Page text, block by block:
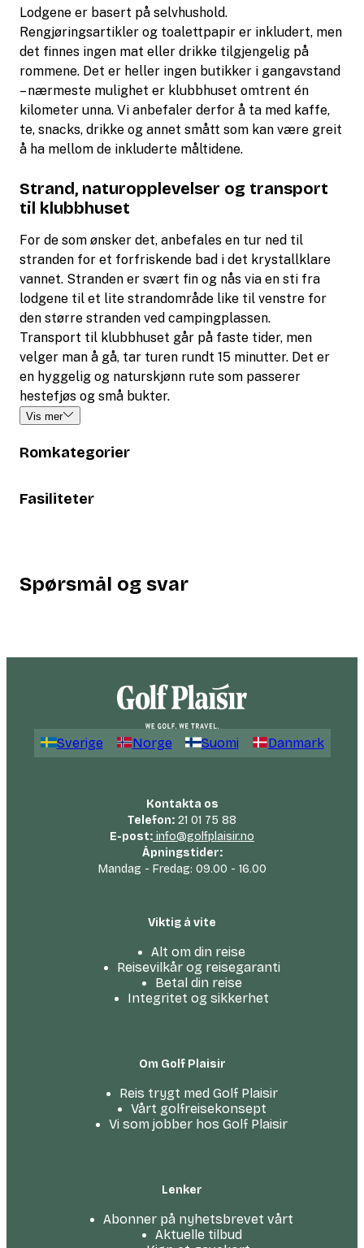
Lodgene er basert på selvhushold.
Rengjøringsartikler og toalettpapir er inkludert, men
det finnes ingen mat eller drikke tilgjengelig på
rommene. Det er heller ingen butikker i gangavstand
– nærmeste mulighet er klubbhuset omtrent én
kilometer unna. Vi anbefaler derfor å ta med kaffe,
te, snacks, drikke og annet smått som kan være greit
å ha mellom de inkluderte måltidene.
Strand, naturopplevelser og transport
til klubbhuset
For de som ønsker det, anbefales en tur ned til
stranden for et forfriskende bad i det krystallklare
vannet. Stranden er svært fin og nås via en sti fra
lodgene til et lite strandområde like til venstre for
den større stranden ved campingplassen.
Transport til klubbhuset går på faste tider, men
velger man å gå, tar turen rundt 15 minutter. Det er
en hyggelig og naturskjønn rute som passerer
hestefjøs og små bukter.
Vis mer
Romkategorier
Fasiliteter
Spørsmål og svar
Sverige Norge Suomi Danmark
Kontakta os
Telefon: 21 01 75 88
E-post: info@golfplaisir.no
Åpningstider:
Mandag - Fredag: 09.00 - 16.00
Viktig å vite
Alt om din reise
Reisevilkår og reisegaranti
Betal din reise
Integritet og sikkerhet
Om Golf Plaisir
Reis trygt med Golf Plaisir
Vårt golfreise­konsept
Vi som jobber hos Golf Plaisir
Lenker
Abonner på nyhetsbrevet vårt
Aktuelle tilbud